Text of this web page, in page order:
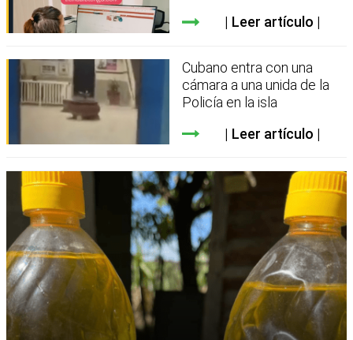
Leer artículo
Cubano entra con una
cámara a una unida de la
Policía en la isla
Leer artículo